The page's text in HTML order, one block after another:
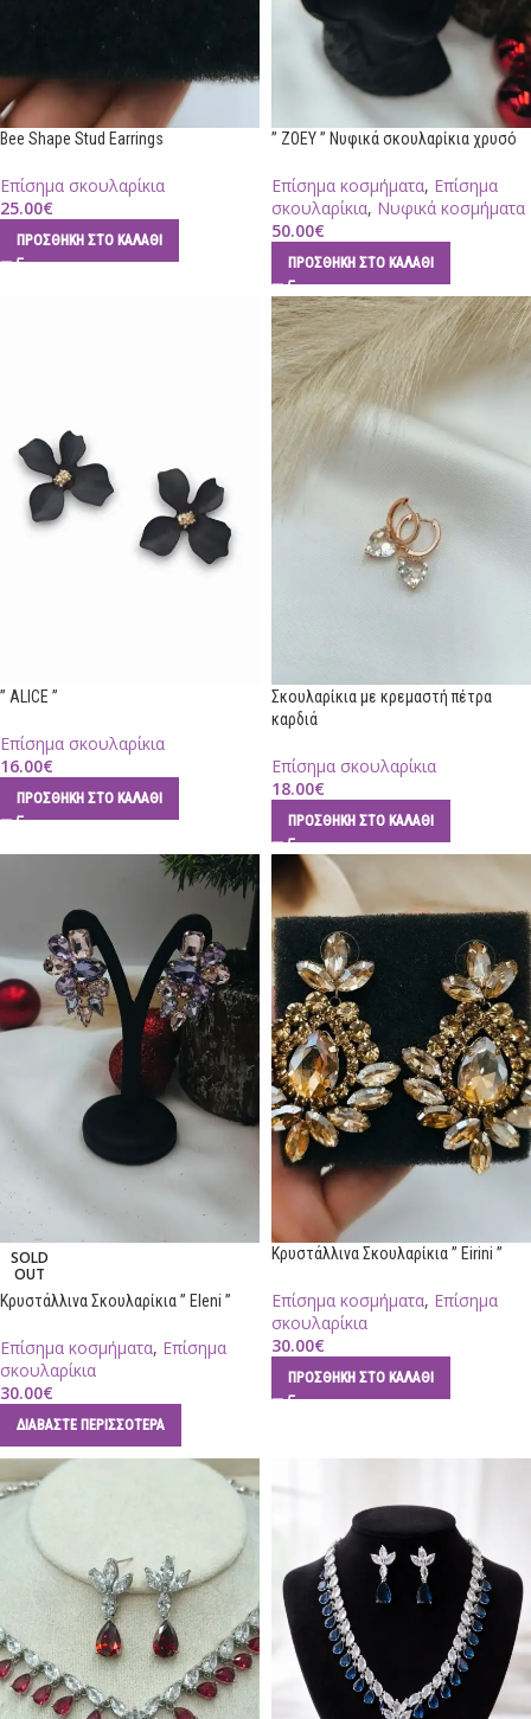
Bee Shape Stud Earrings
Επίσημα σκουλαρίκια
25.00€
ΠΡΟΣΘΉΚΗ ΣΤΟ ΚΑΛΆΘΙ
” ZOEY ” Νυφικά σκουλαρίκια χρυσό
Επίσημα κοσμήματα, Επίσημα
σκουλαρίκια, Νυφικά κοσμήματα
50.00€
ΠΡΟΣΘΉΚΗ ΣΤΟ ΚΑΛΆΘΙ
” ALICE ”
Επίσημα σκουλαρίκια
16.00€
ΠΡΟΣΘΉΚΗ ΣΤΟ ΚΑΛΆΘΙ
Σκουλαρίκια με κρεμαστή πέτρα
καρδιά
Επίσημα σκουλαρίκια
18.00€
ΠΡΟΣΘΉΚΗ ΣΤΟ ΚΑΛΆΘΙ
SOLD
OUT
Κρυστάλλινα Σκουλαρίκια ” Eleni ”
Επίσημα κοσμήματα, Επίσημα
σκουλαρίκια
30.00€
ΔΙΑΒΆΣΤΕ ΠΕΡΙΣΣΌΤΕΡΑ
Κρυστάλλινα Σκουλαρίκια ” Eirini ”
Επίσημα κοσμήματα, Επίσημα
σκουλαρίκια
30.00€
ΠΡΟΣΘΉΚΗ ΣΤΟ ΚΑΛΆΘΙ